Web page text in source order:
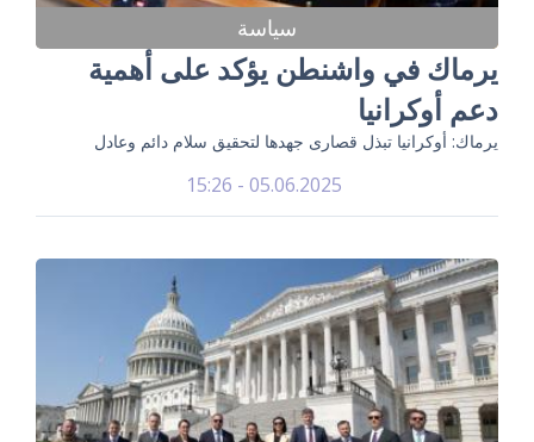
سياسة
يرماك في واشنطن يؤكد على أهمية
دعم أوكرانيا
يرماك: أوكرانيا تبذل قصارى جهدها لتحقيق سلام دائم وعادل
05.06.2025 - 15:26